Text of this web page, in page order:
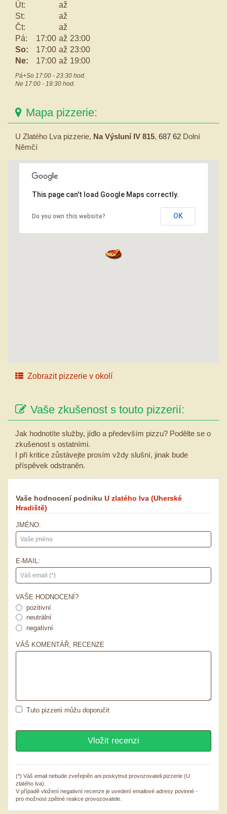
Út:
až
St:
až
Čt:
až
Pá:
17:00 až 23:00
So:
17:00 až 23:00
Ne:
17:00 až 19:00
Pá+So 17:00 - 23:30 hod.
Ne 17:00 - 19:30 hod.
Mapa pizzerie:
U Zlatého Lva pizzerie, Na Výsluní IV 815, 687 62 Dolní
Němčí
This page can't load Google Maps correctly.
Do you own this website? OK
Zobrazit pizzerie v okolí
Vaše zkušenost s touto pizzerií:
Jak hodnotíte služby, jídlo a především pizzu? Podělte se o
zkušenost s ostatními.
I při kritice zůstávejte prosím vždy slušní, jinak bude
příspěvek odstraněn.
Vaše hodnocení podniku U zlatého lva (Uherské
Hradiště)
JMÉNO:
E-MAIL:
VAŠE HODNOCENÍ?
pozitivní
neutrální
negativní
VÁŠ KOMENTÁŘ, RECENZE
Tuto pizzerii můžu doporučit
(*) Váš email nebude zveřejněn ani poskytnut provozovateli pizzerie (U
zlatého lva).
V případě vložení negativní recenze je uvedení emailové adresy povinné -
pro možnost zpětné reakce provozovatele.